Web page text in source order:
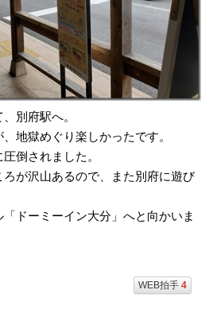
別府駅へ。
地獄めぐり楽しかったです。
倒されました。
が沢山あるので、また別府に遊び
ドーミーイン大分」へと向かいま
WEB拍手 4